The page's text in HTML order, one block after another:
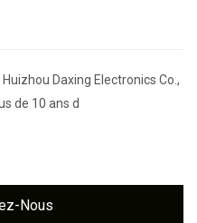
Daxing Electronics Co.,
de 10 ans d
Nous